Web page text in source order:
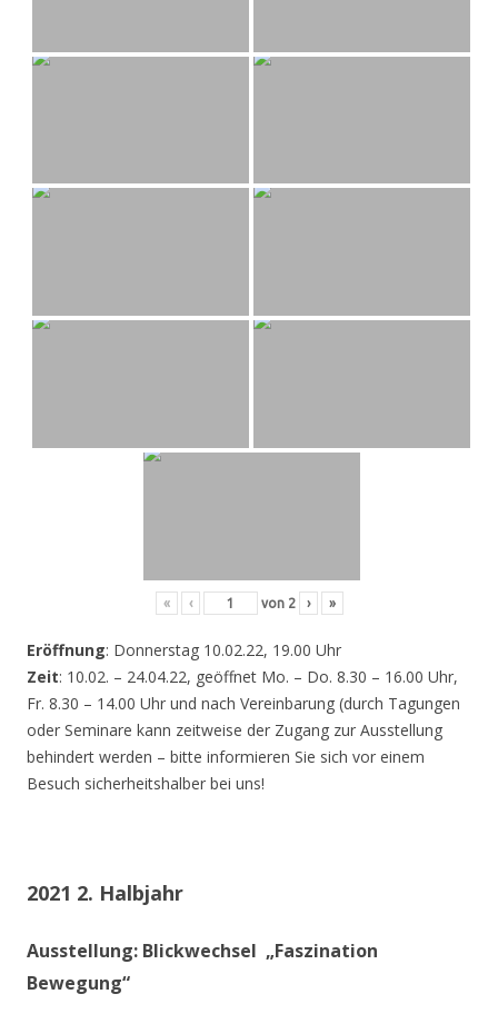
« ‹ von 2 › »
Eröffnung: Donnerstag 10.02.22, 19.00 Uhr
Zeit: 10.02. – 24.04.22, geöffnet Mo. – Do. 8.30 – 16.00 Uhr,
Fr. 8.30 – 14.00 Uhr und nach Vereinbarung (durch Tagungen
oder Seminare kann zeitweise der Zugang zur Ausstellung
behindert werden – bitte informieren Sie sich vor einem
Besuch sicherheitshalber bei uns!
2021 2. Halbjahr
Ausstellung: Blickwechsel „Faszination
Bewegung“